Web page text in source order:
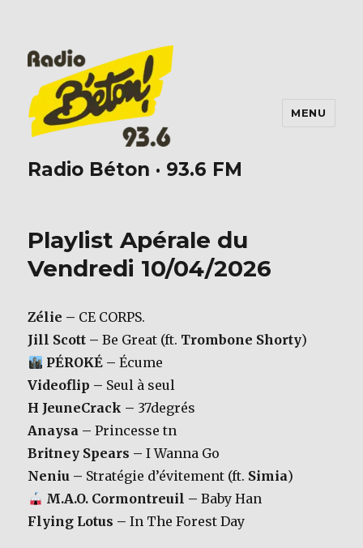
Radio Béton · 93.6 FM
MENU
Playlist Apérale du
Vendredi 10/04/2026
Zélie – CE CORPS.
Jill Scott –Be Great (ft. Trombone Shorty)
PÉROKÉ – Écume
Videoflip – Seul à seul
H JeuneCrack – 37degrés
Anaysa –Princesse tn
Britney Spears –I Wanna Go
Neniu – Stratégie d’évitement (ft. Simia)
M.A.O. Cormontreuil – Baby Han
Flying Lotus –In The Forest Day